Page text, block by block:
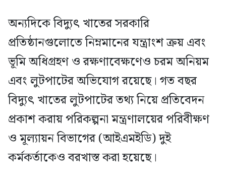
অন্যদিকে বিদ্যুৎ খাতের সরকারি
প্রতিষ্ঠানগুলোতে নিম্নমানের যন্ত্রাংশ ক্রয় এবং
ভূমি অধিগ্রহণ ও রক্ষণাবেক্ষণেও চরম অনিয়ম
এবং লুটপাটের অভিযোগ রয়েছে। গত বছর
বিদ্যুৎ খাতের লুটপাটের তথ্য নিয়ে প্রতিবেদন
প্রকাশ করায় পরিকল্পনা মন্ত্রণালয়ের পরিবীক্ষণ
ও মূল্যায়ন বিভাগের (আইএমইডি) দুই
কর্মকর্তাকেও বরখাস্ত করা হয়েছে।